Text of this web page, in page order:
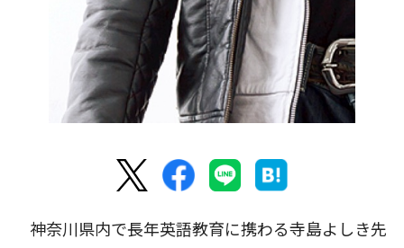
神奈川県内で長年英語教育に携わる寺島よしき先